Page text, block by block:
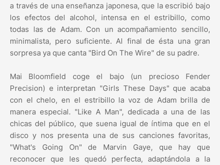
a través de una enseñanza japonesa, que la escribió bajo
los efectos del alcohol, intensa en el estribillo, como
todas las de Adam. Con un acompañamiento sencillo,
minimalista, pero suficiente. Al final de ésta una gran
sorpresa ya que canta "Bird On The Wire" de su padre.
Mai Bloomfield coge el bajo (un precioso Fender
Precision) e interpretan "Girls These Days" que acaba
con el chelo, en el estribillo la voz de Adam brilla de
manera especial. "Like A Man", dedicada a una de las
chicas del público, que suena igual de íntima que en el
disco y nos presenta una de sus canciones favoritas,
"What's Going On" de Marvin Gaye, que hay que
reconocer que les quedó perfecta, adaptándola a la